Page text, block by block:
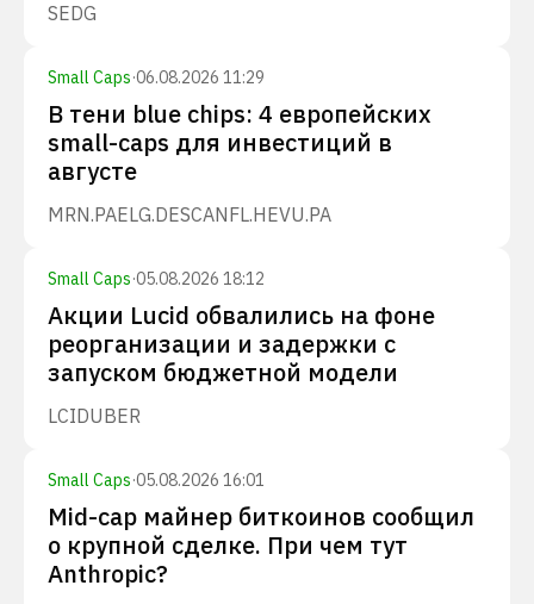
SEDG
Small Caps·06.08.2026 11:29
В тени blue chips: 4 европейских
small-caps для инвестиций в
августе
MRN.PAELG.DESCANFL.HEVU.PA
Small Caps·05.08.2026 18:12
Акции Lucid обвалились на фоне
реорганизации и задержки с
запуском бюджетной модели
LCIDUBER
Small Caps·05.08.2026 16:01
Mid-cap майнер биткоинов сообщил
о крупной сделке. При чем тут
Anthropic?